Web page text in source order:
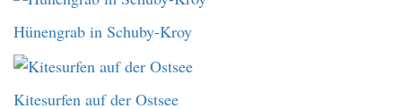
Hünengrab in Schuby-Kroy
Kitesurfen auf der Ostsee